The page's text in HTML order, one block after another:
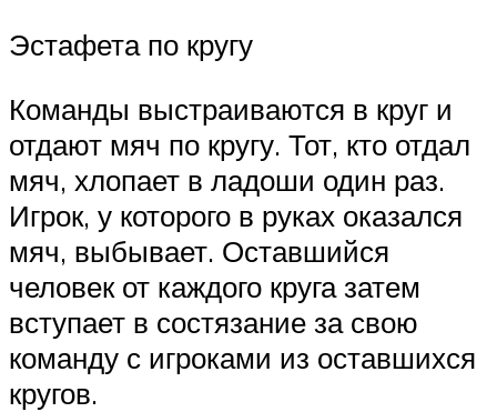
Эстафета по кругу
Команды выстраиваются в круг и
отдают мяч по кругу. Тот, кто отдал
мяч, хлопает в ладоши один раз.
Игрок, у которого в руках оказался
мяч, выбывает. Оставшийся
человек от каждого круга затем
вступает в состязание за свою
команду с игроками из оставшихся
кругов.